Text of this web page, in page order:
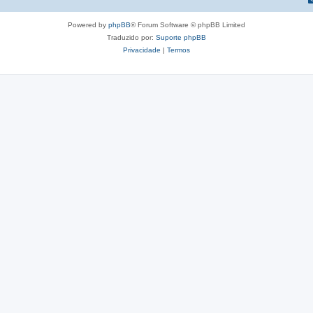
Powered by phpBB® Forum Software © phpBB Limited
Traduzido por: Suporte phpBB
Privacidade | Termos